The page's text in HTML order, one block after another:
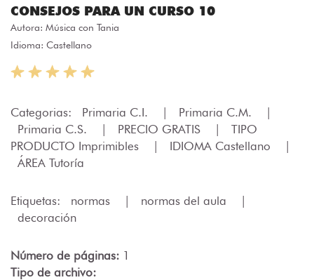
CONSEJOS PARA UN CURSO 10
Autora: Música con Tania
Idioma: Castellano
Categorias: Primaria C.I. Primaria C.M.
Primaria C.S.
PRECIO GRATIS
TIPO
PRODUCTO Imprimibles
IDIOMA Castellano
ÁREA Tutoría
Etiquetas: normas normas del aula
decoración
Número de páginas: 1
Tipo de archivo: